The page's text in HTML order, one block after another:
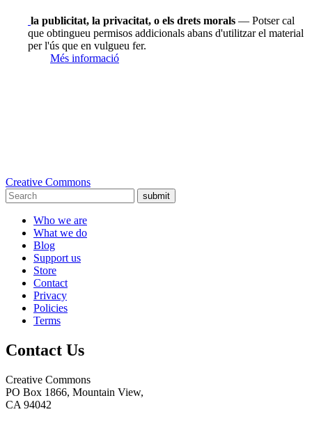
la publicitat, la privacitat, o els drets morals — Potser cal
que obtingueu permisos addicionals abans d'utilitzar el material
per l'ús que en vulgueu fer.
Més informació
Creative Commons
submit
Who we are
What we do
Blog
Support us
Store
Contact
Privacy
Policies
Terms
Contact Us
Creative Commons
PO Box 1866, Mountain View,
CA 94042